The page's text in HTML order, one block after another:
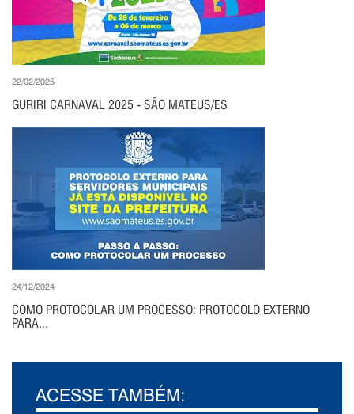
22/02/2025
GURIRI CARNAVAL 2025 - SÃO MATEUS/ES
24/12/2024
COMO PROTOCOLAR UM PROCESSO: PROTOCOLO EXTERNO
PARA...
ACESSE TAMBÉM: